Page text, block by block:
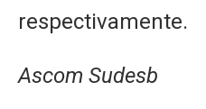
respectivamente.
Ascom Sudesb